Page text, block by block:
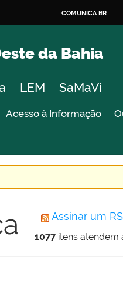
O
COMUNICA BR
da Bahia
LEM SaMaVi
Acesso à Informação
Assinar um
1077 itens atendem